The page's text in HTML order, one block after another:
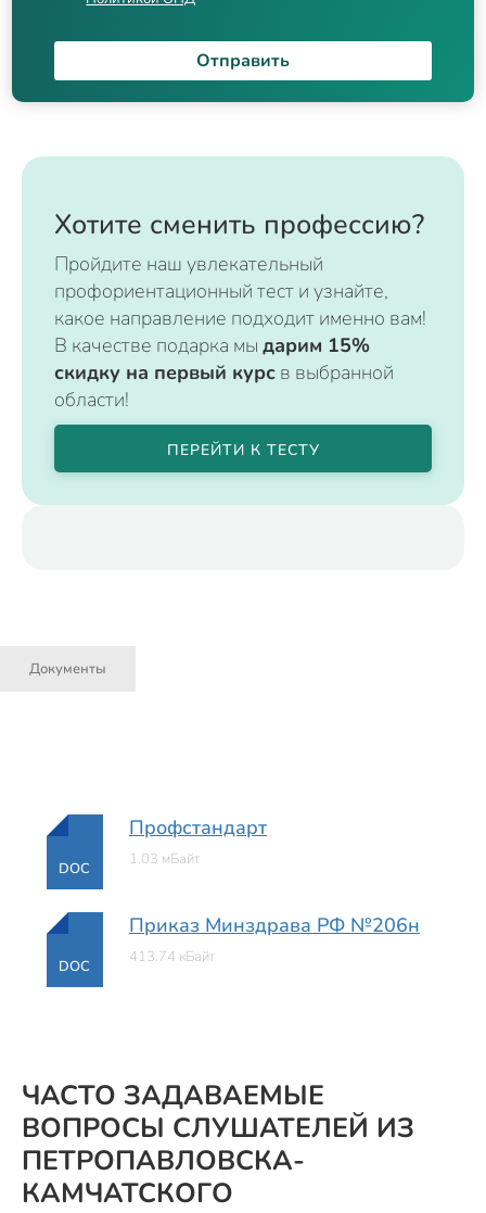
Отправить
Хотите сменить профессию?
Пройдите наш увлекательный
профориентационный тест и узнайте,
какое направление подходит именно вам!
В качестве подарка мы дарим 15%
скидку на первый курс в выбранной
области!
ПЕРЕЙТИ К ТЕСТУ
Документы
DOC
Профстандарт
1.03 мБайт
DOC
Приказ Минздрава РФ №206н
413.74 кБайт
ЧАСТО ЗАДАВАЕМЫЕ
ВОПРОСЫ СЛУШАТЕЛЕЙ ИЗ
ПЕТРОПАВЛОВСКА-
КАМЧАТСКОГО